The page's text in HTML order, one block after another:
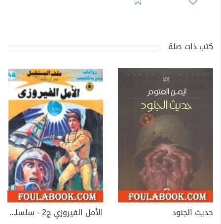
كتب ذات صلة
حديث الجنود
الأمل الفيروزي ج2 - سلسلة ملف المستقبل